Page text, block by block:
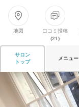
地図
口コミ投稿
(21)
サロン
トップ
メニュー